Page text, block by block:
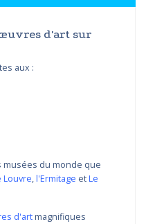
d'art sur
aux :
musées du monde que
Louvre,l'Ermitage etLe
d'artmagnifiques